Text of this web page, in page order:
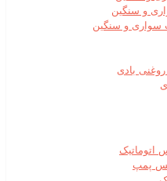
و سنگین
سواری و سنگین
بادی
پمپ